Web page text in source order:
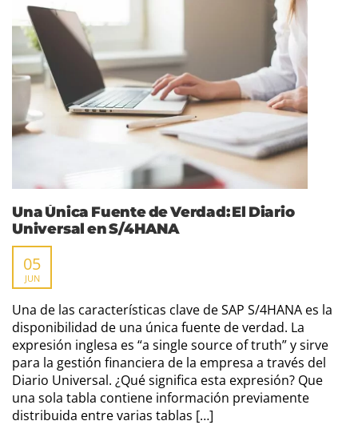
Una Única Fuente de Verdad: El Diario
Universal en S/4HANA
05
JUN
Una de las características clave de SAP S/4HANA es la
disponibilidad de una única fuente de verdad. La
expresión inglesa es “a single source of truth” y sirve
para la gestión financiera de la empresa a través del
Diario Universal. ¿Qué significa esta expresión? Que
una sola tabla contiene información previamente
distribuida entre varias tablas […]